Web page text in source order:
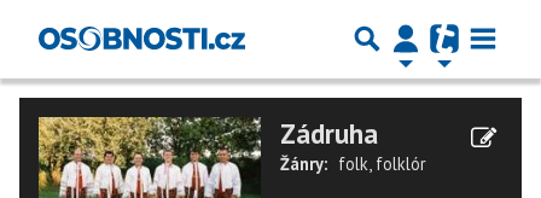
Zádruha
Žánry: folk, folklór